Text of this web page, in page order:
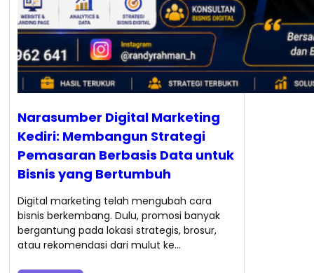
Narasumber Digital Marketing
Kediri: Membangun Strategi
Pemasaran Berbasis Data untuk
Bisnis yang Bertumbuh
Digital marketing telah mengubah cara
bisnis berkembang. Dulu, promosi banyak
bergantung pada lokasi strategis, brosur,
atau rekomendasi dari mulut ke…